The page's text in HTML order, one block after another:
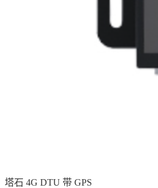
塔石 4G DTU 带 GPS